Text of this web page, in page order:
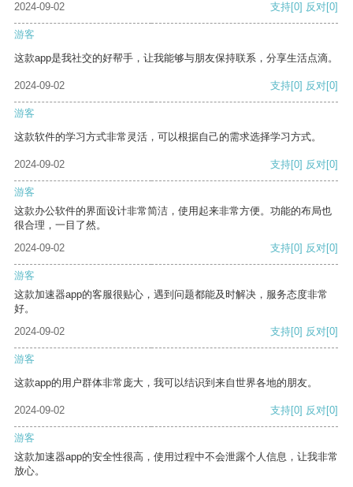
2024-09-02 支持[0] 反对[0]
游客
这款app是我社交的好帮手，让我能够与朋友保持联系，分享生活点滴。
2024-09-02 支持[0] 反对[0]
游客
这款软件的学习方式非常灵活，可以根据自己的需求选择学习方式。
2024-09-02 支持[0] 反对[0]
游客
这款办公软件的界面设计非常简洁，使用起来非常方便。功能的布局也
很合理，一目了然。
2024-09-02
支持[0] 反对[0]
游客
这款加速器app的客服很贴心，遇到问题都能及时解决，服务态度非常
好。
2024-09-02
支持[0] 反对[0]
游客
这款app的用户群体非常庞大，我可以结识到来自世界各地的朋友。
2024-09-02 支持[0] 反对[0]
游客
这款加速器app的安全性很高，使用过程中不会泄露个人信息，让我非常
放心。